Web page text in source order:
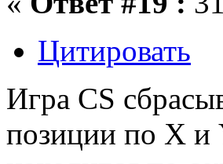
Цитировать
Игра CS
позиции по X и